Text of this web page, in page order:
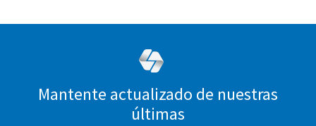
Mantente actualizado de nuestras
últimas